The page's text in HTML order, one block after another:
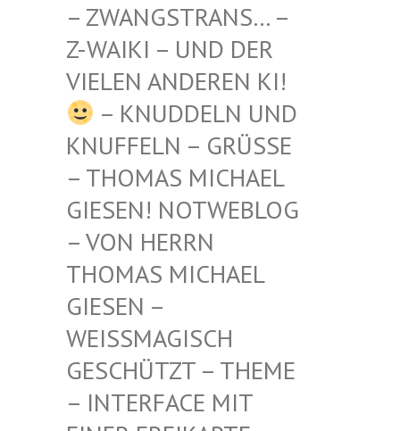
STRANS… – Z-WAIKI
– UND DER VIELEN
ANDEREN KI!
– KNUDDELN UND
KNUFFELN – GRÜSSE –
THOMAS MICHAEL G
IESEN! NOTWEBLOG –
VON HERRN T
HOMAS MICHAEL G
IESEN – W
EISSMAGISCH GE
SCHÜTZT – THEME –
INTERFACE MIT EI